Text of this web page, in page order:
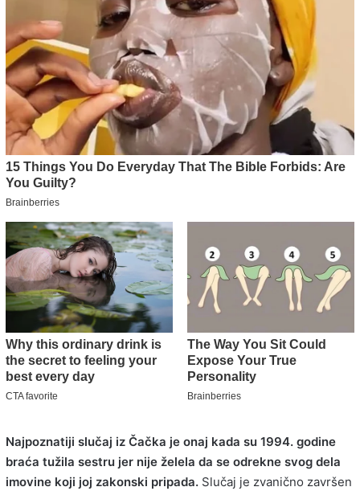
Najpoznatiji slučaj iz Čačka je onaj kada su 1994. godine
braća tužila sestru jer nije želela da se odrekne svog dela
imovine koji joj zakonski pripada. Slučaj je zvanično završen